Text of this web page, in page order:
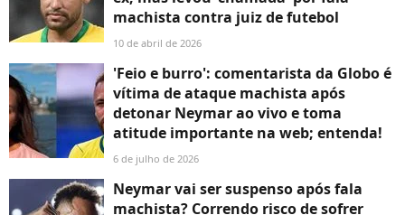
machista contra juiz de futebol
10 de abril de 2026
'Feio e burro': comentarista da Globo é
vítima de ataque machista após
detonar Neymar ao vivo e toma
atitude importante na web; entenda!
6 de julho de 2026
Neymar vai ser suspenso após fala
machista? Correndo risco de sofrer